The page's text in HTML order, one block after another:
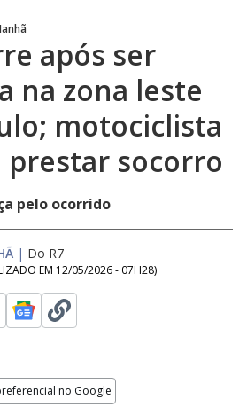
após ser
na zona leste
motociclista
socorro
pelo ocorrido
| Do R7
EM 12/05/2026 - 07H28)
no Google